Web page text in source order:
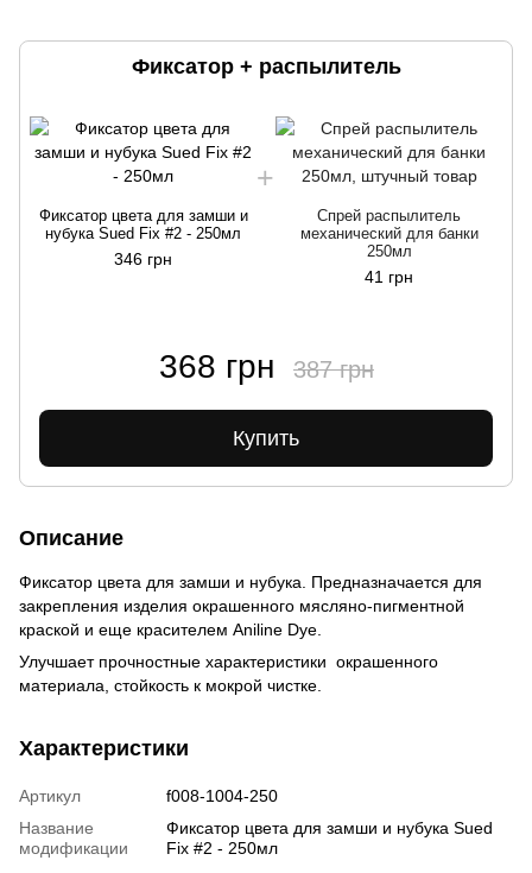
Фиксатор + распылитель
Фиксатор цвета для замши и
нубука Sued Fix #2 - 250мл
346 грн
Спрей распылитель
механический для банки
250мл
41 грн
368 грн 387 грн
Купить
Описание
Фиксатор цвета для замши и нубука. Предназначается для
закрепления изделия окрашенного мясляно-пигментной
краской и еще красителем Aniline Dye.
Улучшает прочностные характеристики окрашенного
материала, стойкость к мокрой чистке.
Характеристики
Артикул
f008-1004-250
Название
модификации
Фиксатор цвета для замши и нубука Sued
Fix #2 - 250мл